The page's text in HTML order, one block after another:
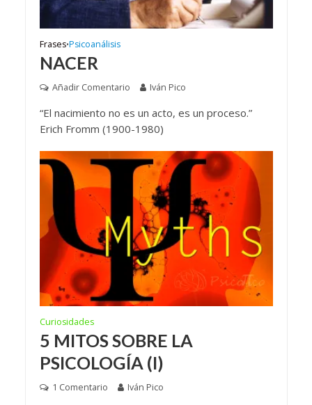
Frases•Psicoanálisis
NACER
Añadir Comentario Iván Pico
“El nacimiento no es un acto, es un proceso.”
Erich Fromm (1900-1980)
Curiosidades
5 MITOS SOBRE LA
PSICOLOGÍA (I)
1 Comentario Iván Pico